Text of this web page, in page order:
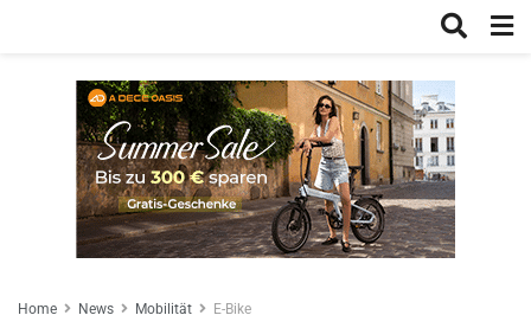
Home News Mobilität E-Bike